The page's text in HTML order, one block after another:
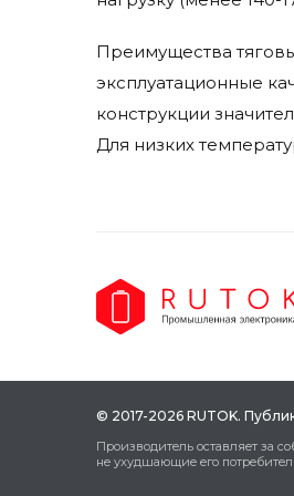
Преимущества
эксплуатационные
конструкции
Для низких
© 2017-2026 RUTOK.
Пpoизвoдитeль ocтaвляeт зa
нe уxудшaющиe eгo